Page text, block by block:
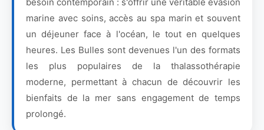
marine avec soins, accès au spa marin et souvent
un déjeuner face à l'océan, le tout en quelques
heures. Les Bulles sont devenues l'un des formats
les plus populaires de la thalassothérapie
moderne, permettant à chacun de découvrir les
bienfaits de la mer sans engagement de temps
prolongé.